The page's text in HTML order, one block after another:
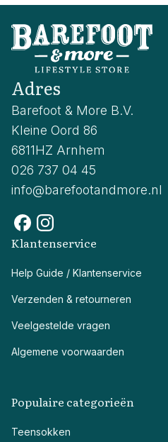
Adres
Barefoot & More B.V.
Kleine Oord 86
6811HZ Arnhem
026 737 04 45
info@barefootandmore.nl
Klantenservice
Help Guide / Klantenservice
Verzenden & retourneren
Veelgestelde vragen
Algemene voorwaarden
Populaire categorieën
Teensokken